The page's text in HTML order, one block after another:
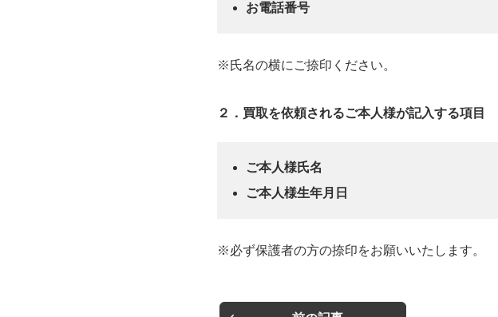
お電話番号
※氏名の横にご捺印ください。
２．買取を依頼されるご本人様が記入する項目
ご本人様氏名
ご本人様生年月日
※必ず保護者の方の捺印をお願いいたします。